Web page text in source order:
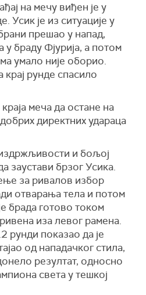
на мечу виђен је у
Усик је из ситуације у
прешао у напад,
браду Фјурија, а потом
умало није оборио.
крај рунде спасило
меча да остане на
директних удараца
и бољој
заустави брзог Усика.
за ривалов избор
отварања тела и потом
брада готово током
иза левог рамена.
рунди показао да је
од нападачког стила,
резултат, односно
света у тешкој